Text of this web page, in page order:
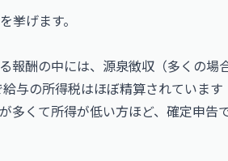
挙げます。
報酬の中には、源泉徴収（多くの場
与の所得税はほぼ精算されています
多くて所得が低い方ほど、確定申告